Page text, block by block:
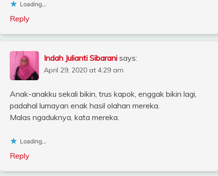
Loading...
Reply
Indah Julianti Sibarani says:
April 29, 2020 at 4:29 am
Anak-anakku sekali bikin, trus kapok, enggak bikin lagi,
padahal lumayan enak hasil olahan mereka.
Malas ngaduknya, kata mereka.
Loading...
Reply